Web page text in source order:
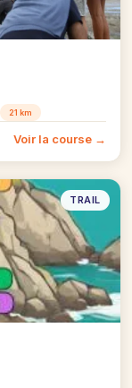
21 km
Voir la course →
TRAIL